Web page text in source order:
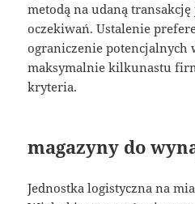
metodą na udaną
oczekiwań. Ustalenie
ograniczenie potencjalnych
maksymalnie kilkunastu
kryteria.
magazyny do
Jednostka logistyczna na